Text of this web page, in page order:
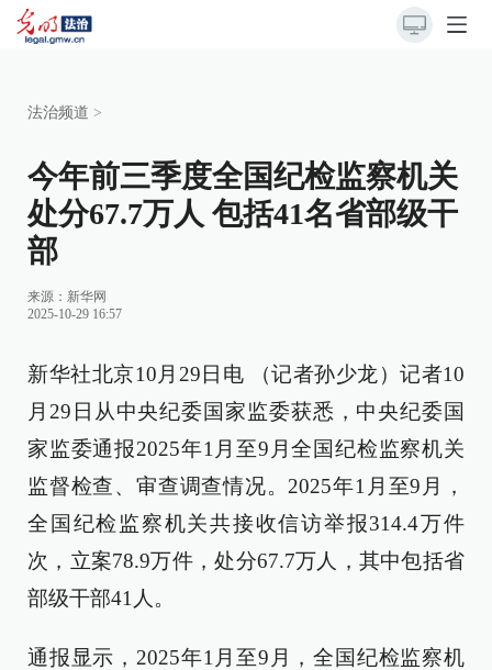
法治频道 >
今年前三季度全国纪检监察机关
处分67.7万人 包括41名省部级干
部
来源： 新华网
2025-10-29 16:57
新华社北京10月29日电 （记者孙少龙）记者10
月29日从中央纪委国家监委获悉，中央纪委国
家监委通报2025年1月至9月全国纪检监察机关
监督检查、审查调查情况。2025年1月至9月，
全国纪检监察机关共接收信访举报314.4万件
次，立案78.9万件，处分67.7万人，其中包括省
部级干部41人。
通报显示，2025年1月至9月，全国纪检监察机